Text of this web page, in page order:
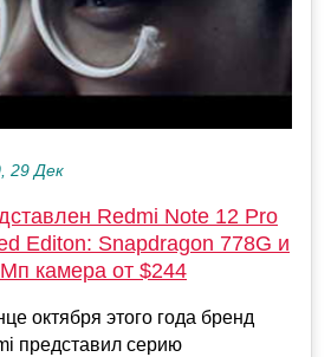
29 Дек
Redmi Note 12 Pro
Editon: Snapdragon 778G и
камера от $244
октября этого года бренд
представил серию